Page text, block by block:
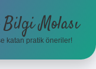
Molası
katan pratik öneriler!